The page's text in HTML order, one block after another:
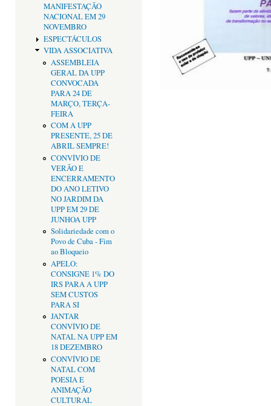
MANIFESTAÇÃO
NACIONAL EM 29
NOVEMBRO
ESPECTÁCULOS
VIDA ASSOCIATIVA
ASSEMBLEIA
GERAL DA UPP
CONVOCADA
PARA 24 DE
MARÇO, TERÇA-
FEIRA
COM A UPP
PRESENTE, 25 DE
ABRIL SEMPRE!
CONVÍVIO DE
VERÃO E
ENCERRAMENTO
DO ANO LETIVO
NO JARDIM DA
UPP EM 29 DE
JUNHOA UPP
Solidariedade com o
Povo de Cuba - Fim
ao Bloqueio
APELO:
CONSIGNE 1% DO
IRS PARA A UPP
SEM CUSTOS
PARA SI
JANTAR
CONVÍVIO DE
NATAL NA UPP EM
18 DEZEMBRO
CONVÍVIO DE
NATAL COM
POESIA E
ANIMAÇÃO
CULTURAL